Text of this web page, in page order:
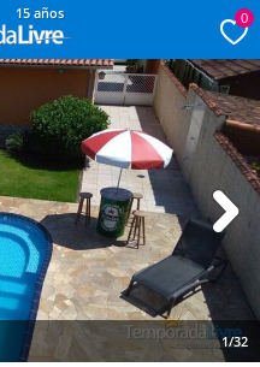
15 años 0
1/32
Next